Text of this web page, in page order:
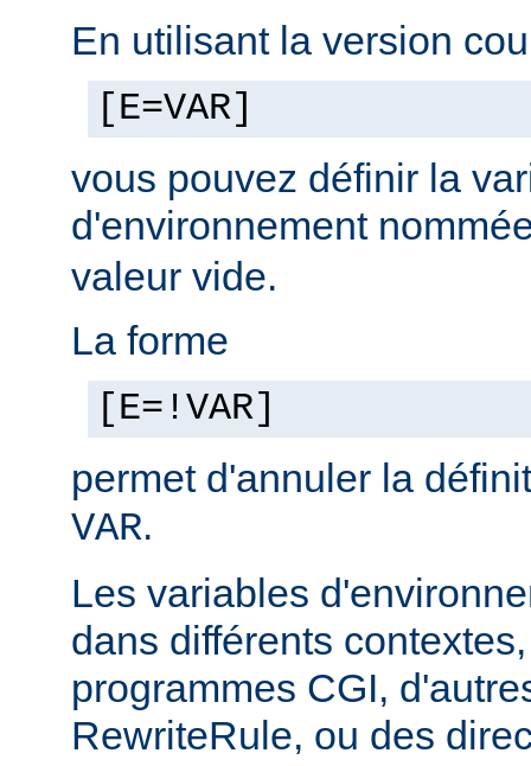
En utilisant la version
[E=VAR]
vous pouvez définir la
d'environnement
valeur vide.
La forme
[E=!VAR]
permet d'annuler la
VAR.
Les variables
dans différents
programmes CGI,
RewriteRule, ou des